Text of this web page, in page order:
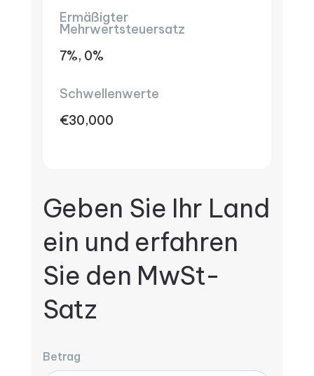
Ermäßigter
Mehrwertsteuersatz
7%, 0%
Schwellenwerte
€30,000
Geben Sie Ihr Land
ein und erfahren
Sie den MwSt-
Satz
Betrag